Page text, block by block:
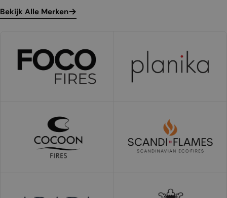
Bekijk Alle Merken